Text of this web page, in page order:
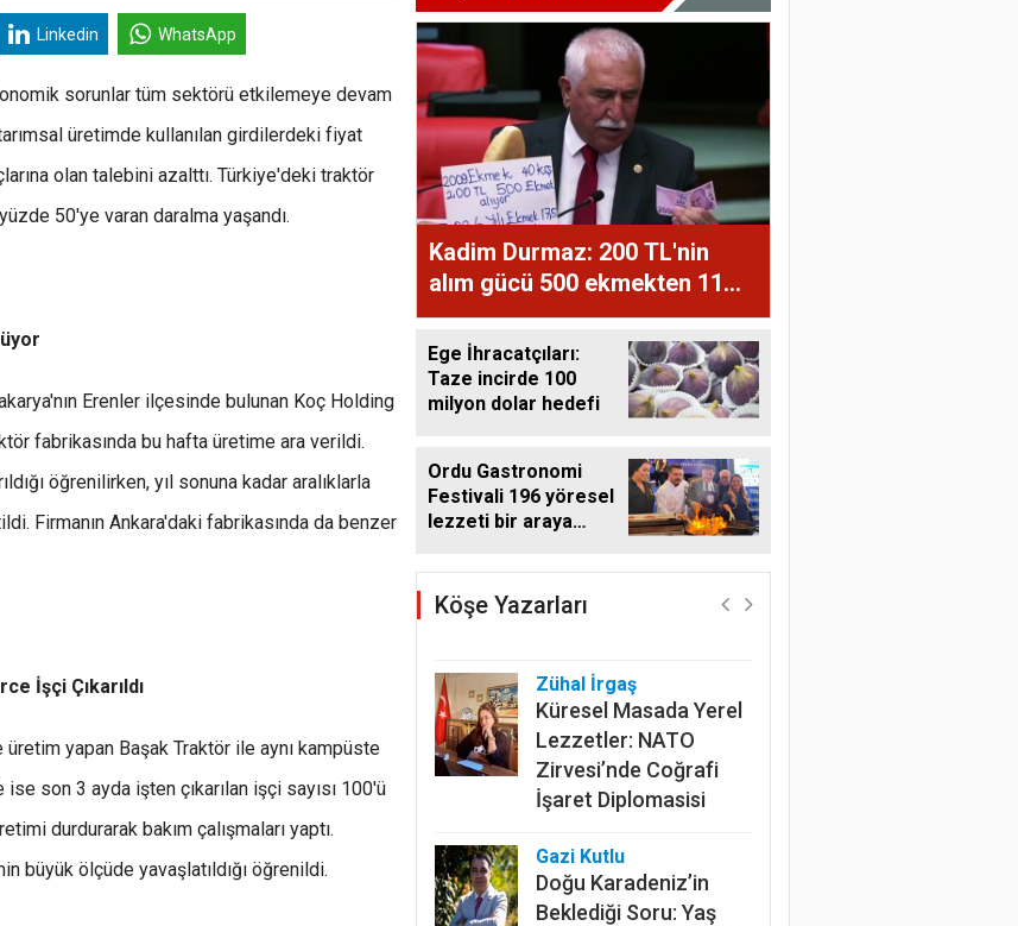
Linkedin WhatsApp
sorunlar tüm sektörü etkilemeye devam
üretimde kullanılan girdilerdeki fiyat
olan talebini azalttı. Türkiye'deki traktör
50'ye varan daralma yaşandı.
Erenler ilçesinde bulunan Koç Holding
fabrikasında bu hafta üretime ara verildi.
öğrenilirken, yıl sonuna kadar aralıklarla
Firmanın Ankara'daki fabrikasında da benzer
İşçi Çıkarıldı
yapan Başak Traktör ile aynı kampüste
son 3 ayda işten çıkarılan işçi sayısı 100'ü
durdurarak bakım çalışmaları yaptı.
büyük ölçüde yavaşlatıldığı öğrenildi.
Kadim Durmaz: 200 TL'nin
alım gücü 500 ekmekten 11
ekmeğe düştü
Ege İhracatçıları:
Taze incirde 100
milyon dolar hedefi
Ordu Gastronomi
Festivali 196 yöresel
lezzeti bir araya
Köşe Yazarları
Harun Göksel
Geleceğin Pamuğu:
Doğal, İzlenebilir ve
Zühal İrgaş
Küresel Masada Yerel
Lezzetler: NATO
Zirvesi’nde Coğrafi
İşaret Diplomasisi
Gazi Kutlu
Doğu Karadeniz’in
Beklediği Soru: Yaş